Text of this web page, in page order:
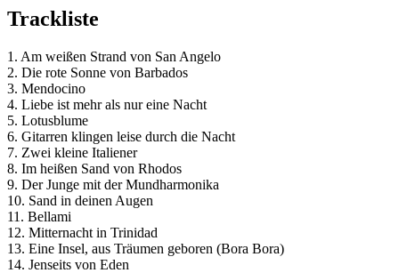
Trackliste
1. Am weißen Strand von San Angelo
2. Die rote Sonne von Barbados
3. Mendocino
4. Liebe ist mehr als nur eine Nacht
5. Lotusblume
6. Gitarren klingen leise durch die Nacht
7. Zwei kleine Italiener
8. Im heißen Sand von Rhodos
9. Der Junge mit der Mundharmonika
10. Sand in deinen Augen
11. Bellami
12. Mitternacht in Trinidad
13. Eine Insel, aus Träumen geboren (Bora Bora)
14. Jenseits von Eden